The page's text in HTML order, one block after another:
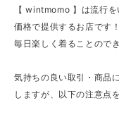
【 wintmomo 】は流行
価格で提供するお店です！
毎日楽しく着ることので
気持ちの良い取引・商品
しますが、以下の注意点